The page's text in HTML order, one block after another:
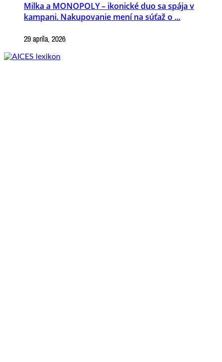
Milka a MONOPOLY – ikonické duo sa spája v
kampani. Nakupovanie mení na súťaž o ...
29 apríla, 2026